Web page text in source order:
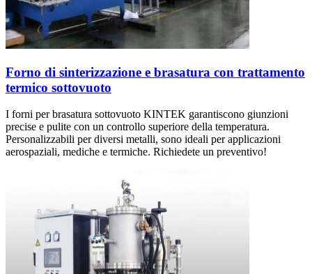
Forno di sinterizzazione e brasatura con trattamento
termico sottovuoto
I forni per brasatura sottovuoto KINTEK garantiscono giunzioni
precise e pulite con un controllo superiore della temperatura.
Personalizzabili per diversi metalli, sono ideali per applicazioni
aerospaziali, mediche e termiche. Richiedete un preventivo!